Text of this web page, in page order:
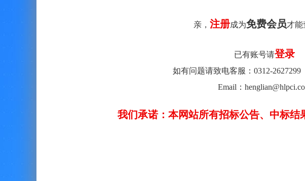
亲， 注册成为免费会员才能
已有账号请登录
如有问题请致电客服：0312-
Email：
我们承诺：本网站所有招标公告、中标结